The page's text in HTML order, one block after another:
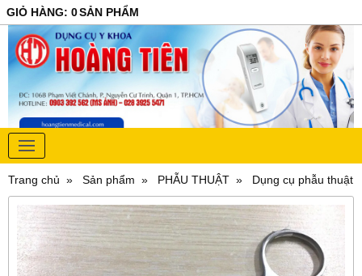
GIỎ HÀNG: 0SẢN PHẨM
Trang chủ Sản phẩm PHẪU THUẬT Dụng cụ phẫu thuật